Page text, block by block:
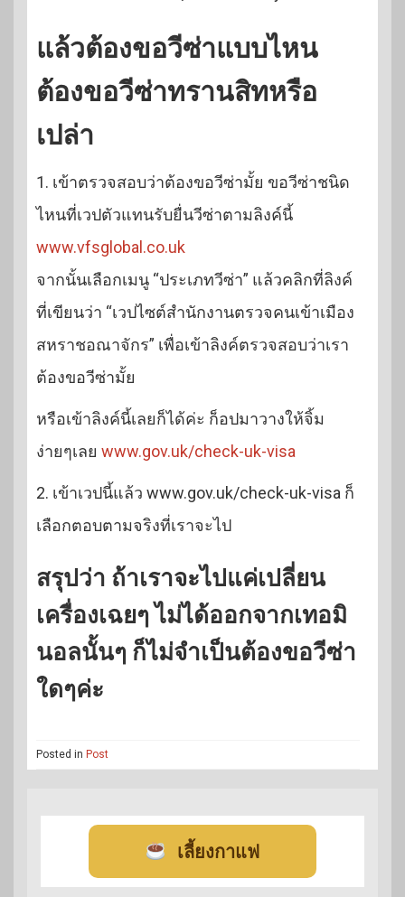
แล้วต้องขอวีซ่าแบบไหน
ต้องขอวีซ่าทรานสิทหรือ
เปล่า
1. เข้าตรวจสอบว่าต้องขอวีซ่ามั้ย ขอวีซ่าชนิด
ไหนที่เวปตัวแทนรับยื่นวีซ่าตามลิงค์นี้
www.vfsglobal.co.uk
จากนั้นเลือกเมนู “ประเภทวีซ่า” แล้วคลิกที่ลิงค์
ที่เขียนว่า “เวปไซต์สำนักงานตรวจคนเข้าเมือง
สหราชอณาจักร” เพื่อเข้าลิงค์ตรวจสอบว่าเรา
ต้องขอวีซ่ามั้ย
หรือเข้าลิงค์นี้เลยก็ได้ค่ะ ก็อปมาวางให้จิ้ม
ง่ายๆเลย www.gov.uk/check-uk-visa
2. เข้าเวปนี้แล้ว www.gov.uk/check-uk-visa ก็
เลือกตอบตามจริงที่เราจะไป
สรุปว่า ถ้าเราจะไปแค่เปลี่ยน
เครื่องเฉยๆ ไม่ได้ออกจากเทอมิ
นอลนั้นๆ ก็ไม่จำเป็นต้องขอวีซ่า
ใดๆค่ะ
Posted in Post
เลี้ยงกาแฟ